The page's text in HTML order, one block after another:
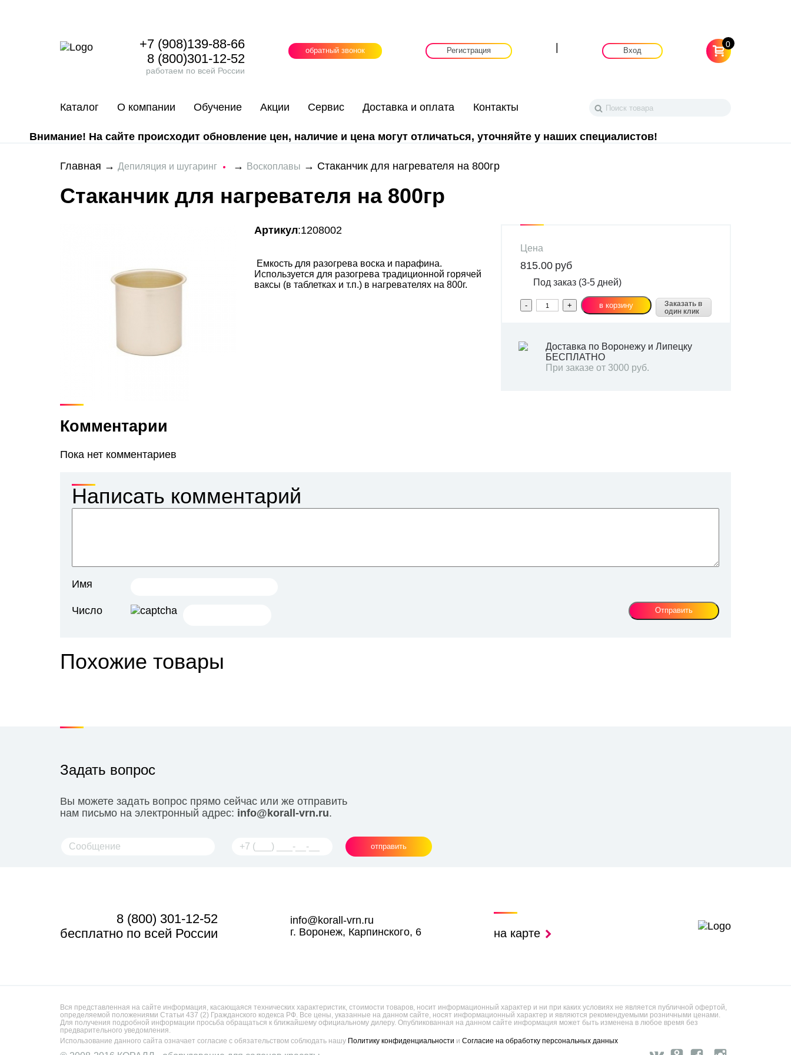
+7 (908)139-88-66
8 (800)301-12-52
работаем по всей России
обратный звонок Регистрация Вход
0
Каталог О компании Обучение Акции Сервис Доставка и оплата Контакты
Внимание! На сайте происходит обновление цен, наличие и цена могут отличаться, уточняйте у наших специалистов!
Главная → Депиляция и шугаринг → Воскоплавы → Стаканчик для нагревателя на 800гр
Стаканчик для нагревателя на 800гр
Артикул:1208002
Емкость для разогрева воска и парафина.
Используется для разогрева традиционной горячей
ваксы (в таблетках и т.п.) в нагревателях на 800г.
Цена
815.00 руб
Под заказ (3-5 дней)
Заказать в
один клик
Доставка по Воронежу и Липецку
БЕСПЛАТНО
При заказе от 3000 руб.
Комментарии
Пока нет комментариев
Написать комментарий
Имя
Число
Похожие товары
Задать вопрос
Вы можете задать вопрос прямо сейчас или же отправить
нам письмо на электронный адрес: info@korall-vrn.ru.
отправить
8 (800) 301-12-52
бесплатно по всей России
info@korall-vrn.ru
г. Воронеж, Карпинского, 6
на карте
Вся представленная на сайте информация, касающаяся технических характеристик, стоимости товаров, носит информационный характер и ни при каких условиях не является публичной офертой,
определяемой положениями Статьи 437 (2) Гражданского кодекса РФ. Все цены, указанные на данном сайте, носят информационный характер и являются рекомендуемыми розничными ценами.
Для получения подробной информации просьба обращаться к ближайшему официальному дилеру. Опубликованная на данном сайте информация может быть изменена в любое время без
предварительного уведомления.
Использование данного сайта означает согласие с обязательством соблюдать нашу Политику конфиденциальности и Согласие на обработку персональных данных